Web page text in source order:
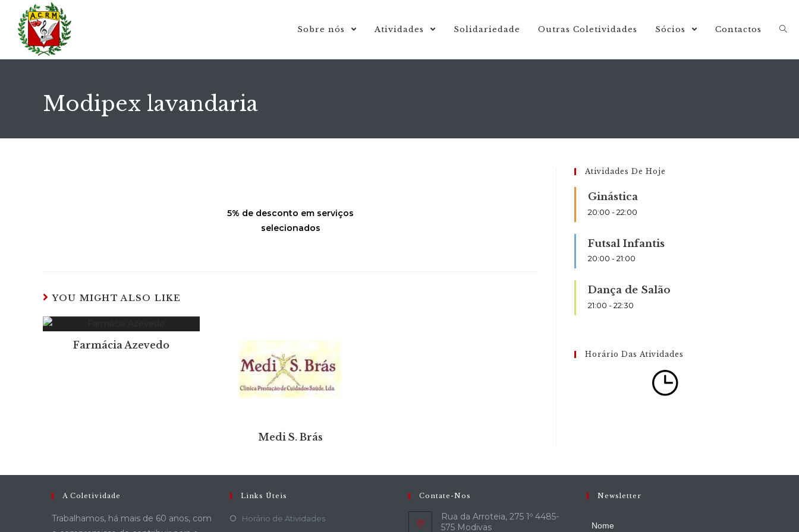
Sobre nós Atividades Solidariedade Outras Coletividades Sócios Contactos
Modipex lavandaria
5% de desconto em serviços
selecionados
YOU MIGHT ALSO LIKE
Farmácia Azevedo
Medi S. Brás
Atividades De Hoje
Ginástica
20:00 -22:00
Futsal Infantis
20:00 -21:00
Dança de Salão
21:00 -22:30
Horário Das Atividades
A Coletividade
Trabalhamos, há mais de 60 anos, com
Links Úteis
Horário de Atividades
Contate-Nos
Rua da Arroteia, 275 1º 4485-
575 Modivas
Newsletter
Nome